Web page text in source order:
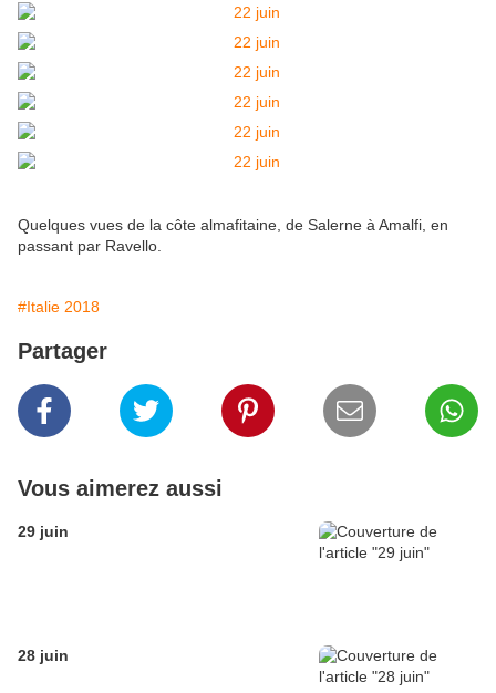
Quelques vues de la côte almafitaine, de Salerne à Amalfi, en
passant par Ravello.
#Italie 2018
Partager
Vous aimerez aussi
29 juin
28 juin